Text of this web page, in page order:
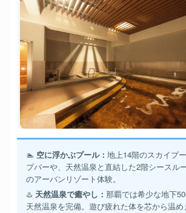
🏊 空に浮かぶプール： 地上14階のスカイプ
プバーや、天然温泉と直結した2階シースル
のアーバンリゾート体験。
♨️ 天然温泉で癒やし： 那覇では希少な地下
天然温泉を完備。遊び疲れた体を芯から温め